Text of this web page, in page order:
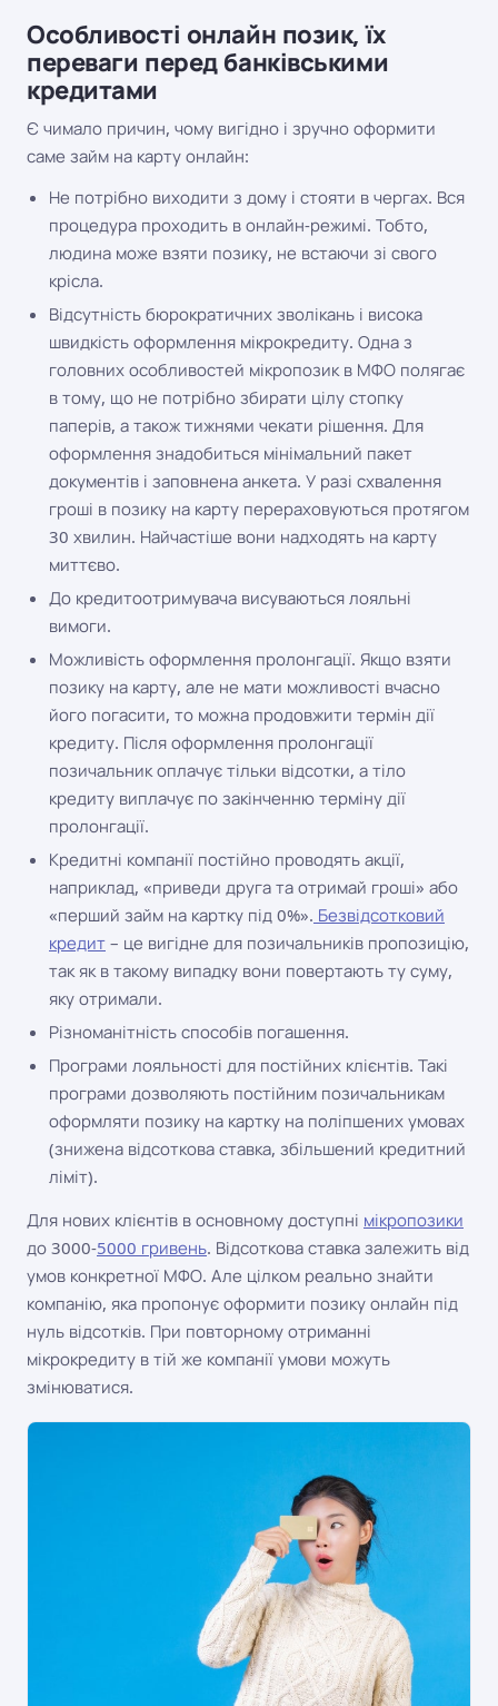
Особливості онлайн позик, їх
переваги перед банківськими
кредитами
Є чимало причин, чому вигідно і зручно оформити
саме займ на карту онлайн:
Не потрібно виходити з дому і стояти в чергах. Вся
процедура проходить в онлайн-режимі. Тобто,
людина може взяти позику, не встаючи зі свого
крісла.
Відсутність бюрократичних зволікань і висока
швидкість оформлення мікрокредиту. Одна з
головних особливостей мікропозик в МФО полягає
в тому, що не потрібно збирати цілу стопку
паперів, а також тижнями чекати рішення. Для
оформлення знадобиться мінімальний пакет
документів і заповнена анкета. У разі схвалення
гроші в позику на карту перераховуються протягом
30 хвилин. Найчастіше вони надходять на карту
миттєво.
До кредитоотримувача висуваються лояльні
вимоги.
Можливість оформлення пролонгації. Якщо взяти
позику на карту, але не мати можливості вчасно
його погасити, то можна продовжити термін дії
кредиту. Після оформлення пролонгації
позичальник оплачує тільки відсотки, а тіло
кредиту виплачує по закінченню терміну дії
пролонгації.
Кредитні компанії постійно проводять акції,
наприклад, «приведи друга та отримай гроші» або
«перший займ на картку під 0%». Безвідсотковий
кредит – це вигідне для позичальників пропозицію,
так як в такому випадку вони повертають ту суму,
яку отримали.
Різноманітність способів погашення.
Програми лояльності для постійних клієнтів. Такі
програми дозволяють постійним позичальникам
оформляти позику на картку на поліпшених умовах
(знижена відсоткова ставка, збільшений кредитний
ліміт).
Для нових клієнтів в основному доступні мікропозики
до 3000-5000 гривень. Відсоткова ставка залежить від
умов конкретної МФО. Але цілком реально знайти
компанію, яка пропонує оформити позику онлайн під
нуль відсотків. При повторному отриманні
мікрокредиту в тій же компанії умови можуть
змінюватися.